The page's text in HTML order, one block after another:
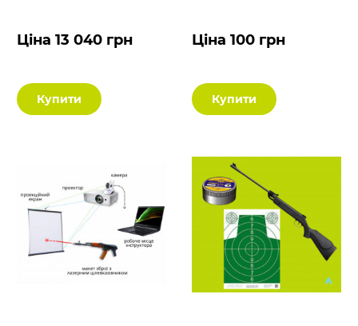
Ціна 13 040 грн
Купити
Ціна 100 грн
Купити